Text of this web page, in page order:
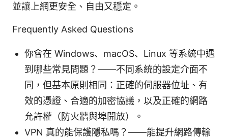
並讓上網更安全、自由又穩定。
Frequently Asked Questions
你會在 Windows、macOS、Linux 等系統中遇
到哪些常見問題？——不同系統的設定介面不
同，但基本原則相同：正確的伺服器位址、有
效的憑證、合適的加密協議，以及正確的網路
允許權（防火牆與埠開放）。
VPN 真的能保護隱私嗎？——能提升網路傳輸